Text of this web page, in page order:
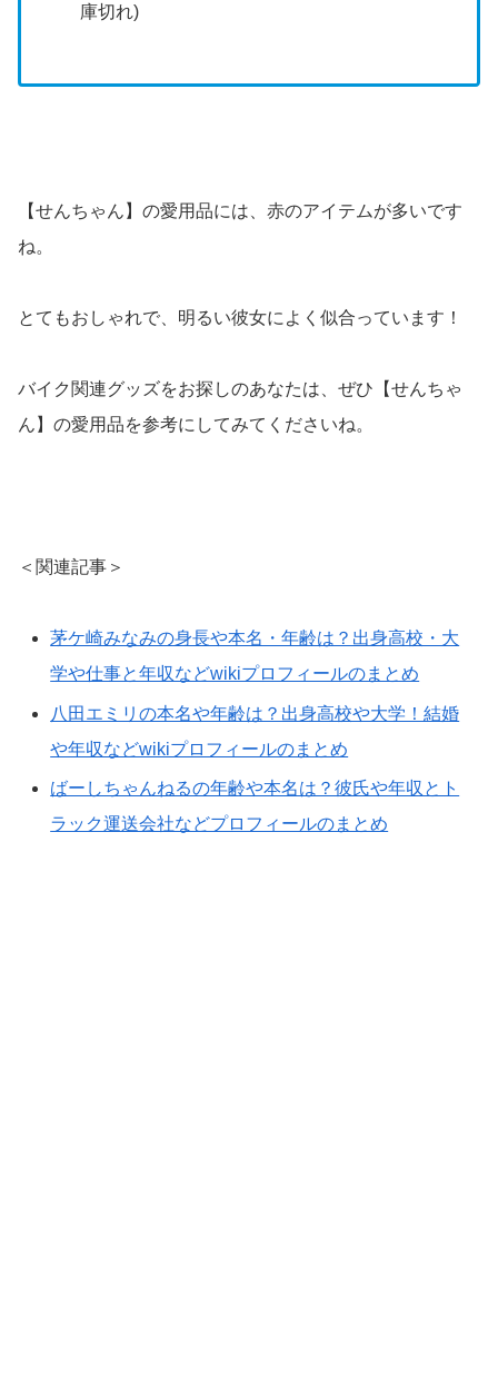
庫切れ)
【せんちゃん】の愛用品には、赤のアイテムが多いです
ね。
とてもおしゃれで、明るい彼女によく似合っています！
バイク関連グッズをお探しのあなたは、ぜひ【せんちゃ
ん】の愛用品を参考にしてみてくださいね。
＜関連記事＞
茅ケ崎みなみの身長や本名・年齢は？出身高校・大
学や仕事と年収などwikiプロフィールのまとめ
八田エミリの本名や年齢は？出身高校や大学！結婚
や年収などwikiプロフィールのまとめ
ばーしちゃんねるの年齢や本名は？彼氏や年収とト
ラック運送会社などプロフィールのまとめ